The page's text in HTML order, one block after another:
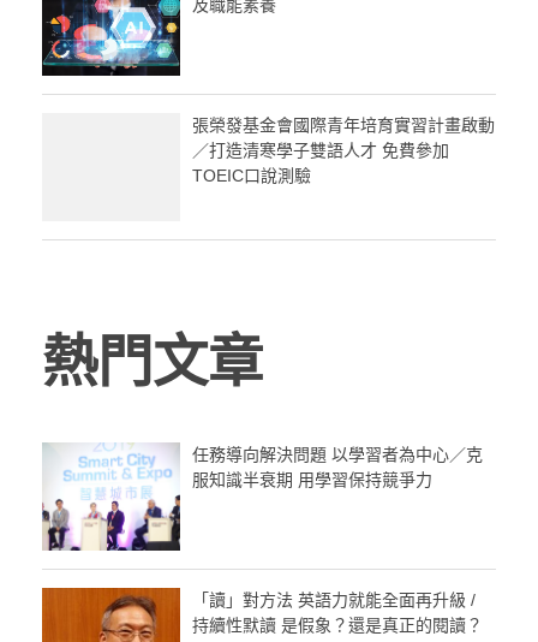
及職能素養
張榮發基金會國際青年培育實習計畫啟動
／打造清寒學子雙語人才 免費參加
TOEIC口說測驗
熱門文章
任務導向解決問題 以學習者為中心／克
服知識半衰期 用學習保持競爭力
「讀」對方法 英語力就能全面再升級 /
持續性默讀 是假象？還是真正的閱讀？